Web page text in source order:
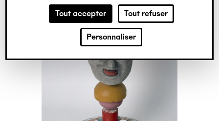
Tout accepter Tout refuser
Personnaliser